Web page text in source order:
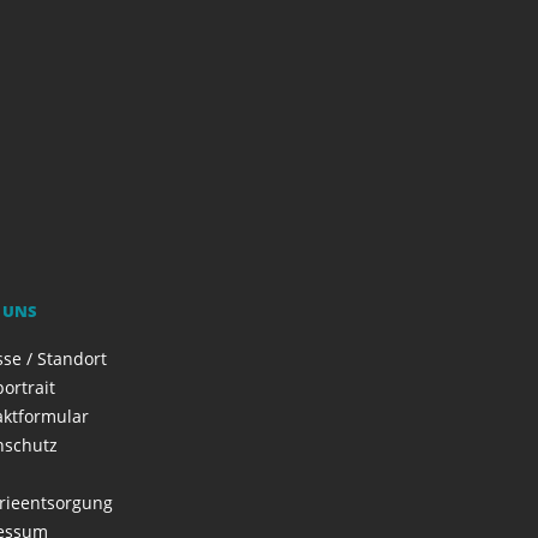
UNS
/ Standort